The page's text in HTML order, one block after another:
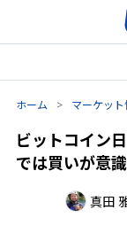
ホーム > マーケッ
ビットコイン
では買いが意
真田